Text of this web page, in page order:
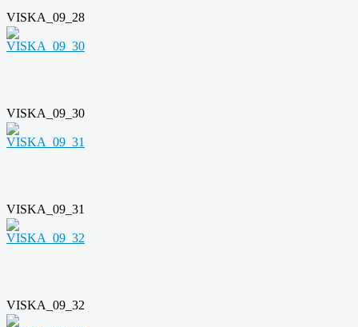
VISKA_09_28
VISKA_09_30
VISKA_09_31
VISKA_09_32